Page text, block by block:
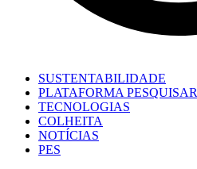
SUSTENTABILIDADE
PLATAFORMA PESQUISAR
TECNOLOGIAS
COLHEITA
NOTÍCIAS
PES